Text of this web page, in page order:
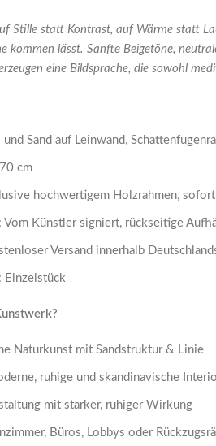
Stille statt Kontrast, auf Wärme statt
kommen lässt. Sanfte Beigetöne,
eine Bildsprache, die sowohl
und Sand auf Leinwand,
cm
hochwertigem Holzrahmen,
Vom Künstler signiert, rückseitige
Versand innerhalb
Einzelstück
Naturkunst mit Sandstruktur & Linie
ruhige und skandinavische
mit starker, ruhiger Wirkung
Büros, Lobbys oder